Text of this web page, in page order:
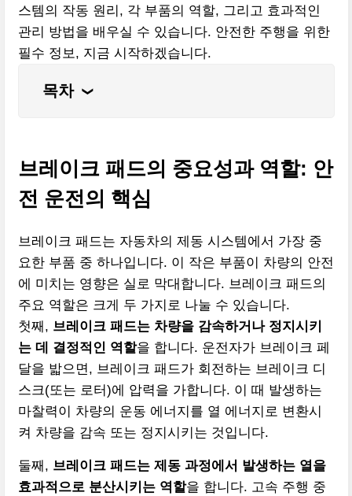
스템의 작동 원리, 각 부품의 역할, 그리고 효과적인
관리 방법을 배우실 수 있습니다. 안전한 주행을 위한
필수 정보, 지금 시작하겠습니다.
목차 ❮
브레이크 패드의 중요성과 역할: 안
전 운전의 핵심
브레이크 패드는 자동차의 제동 시스템에서 가장 중
요한 부품 중 하나입니다. 이 작은 부품이 차량의 안전
에 미치는 영향은 실로 막대합니다. 브레이크 패드의
주요 역할은 크게 두 가지로 나눌 수 있습니다.
첫째, 브레이크 패드는 차량을 감속하거나 정지시키
는 데 결정적인 역할을 합니다. 운전자가 브레이크 페
달을 밟으면, 브레이크 패드가 회전하는 브레이크 디
스크(또는 로터)에 압력을 가합니다. 이 때 발생하는
마찰력이 차량의 운동 에너지를 열 에너지로 변환시
켜 차량을 감속 또는 정지시키는 것입니다.
둘째, 브레이크 패드는 제동 과정에서 발생하는 열을
효과적으로 분산시키는 역할을 합니다. 고속 주행 중